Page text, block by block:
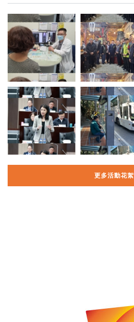
更多活動花絮